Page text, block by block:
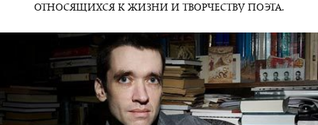
ОТНОСЯЩИХСЯ К ЖИЗНИ И ТВОРЧЕСТВУ ПОЭТА.